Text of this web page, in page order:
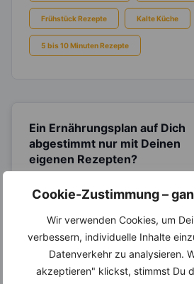
Cookie-Zustimmung –
Wir verwenden Cookies, um
verbessern, individuelle Inhalte
Datenverkehr zu analysieren.
akzeptieren" klickst, stimmst Du
Frühstück Rezepte Kalte Küche
5 bis 10 Minuten Rezepte
Ein Ernährungsplan auf Dich
abgestimmt nur mit Deinen
eigenen Rezepten?
Ernährungsplan nur mit Deinen
Know-Hows voninvikoo.